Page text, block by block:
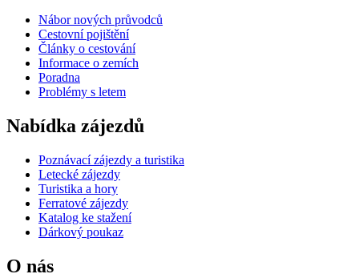
Nábor nových průvodců
Cestovní pojištění
Články o cestování
Informace o zemích
Poradna
Problémy s letem
Nabídka zájezdů
Poznávací zájezdy a turistika
Letecké zájezdy
Turistika a hory
Ferratové zájezdy
Katalog ke stažení
Dárkový poukaz
O nás